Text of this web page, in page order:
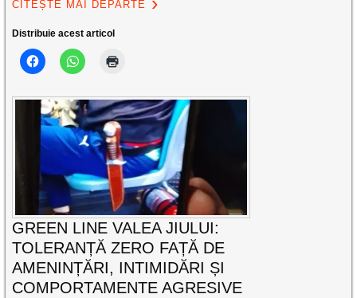
CITEȘTE MAI DEPARTE
Distribuie acest articol
GREEN LINE VALEA JIULUI:
TOLERANȚĂ ZERO FAȚĂ DE
AMENINȚĂRI, INTIMIDĂRI ȘI
COMPORTAMENTE AGRESIVE